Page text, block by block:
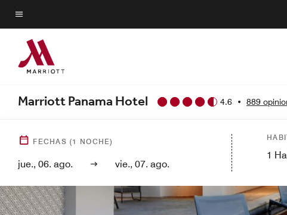
Skip
to
main
content
Texto del menú
Marriott Panama Hotel 4.6 • 889
FECHAS (1 NOCHE)
jue., 06. ago. vie., 07. ago.
1